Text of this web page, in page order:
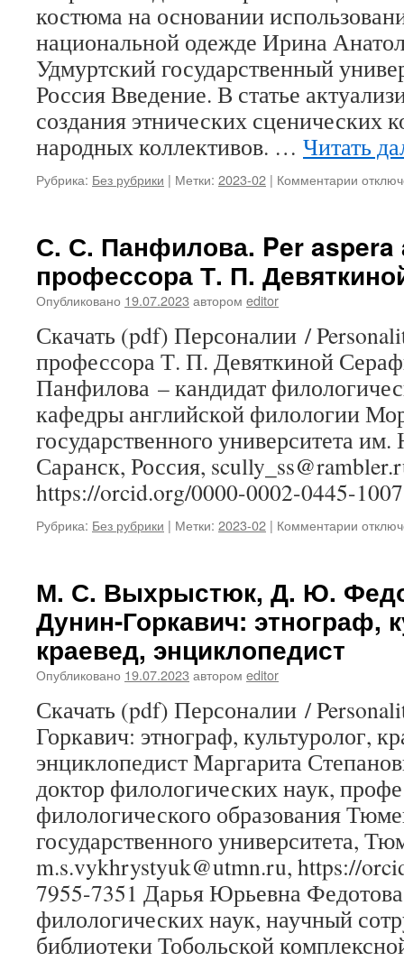
костюма на основании
национальной одежде Ирина
Удмуртский государственный
Россия Введение. В статье
создания этнических сценических
народных коллективов. … Читать
Рубрика: Без рубрики | Метки: 2023-02 | Комментарии к
дизайн-
на
о
одежде
С. С. Панфилова. Per aspera
профессора Т. П.
Опубликовано 19.07.2023 автором editor
Скачать (pdf) Персоналии /
профессора Т. П. Девяткиной
Панфилова – кандидат
кафедры английской филологии
государственного университета
Саранск, Россия,
https://orcid.org/0000-0002-0445-1007
Рубрика: Без рубрики | Метки: 2023-02 | Комментарии к
Per
aspera
Т.
П.
М. С. Выхрыстюк, Д. Ю.
Дунин-Горкавич: этнограф,
краевед, энциклопедист
Опубликовано 19.07.2023 автором editor
Скачать (pdf) Персоналии /
Горкавич: этнограф, культуролог,
энциклопедист Маргарита
доктор филологических наук,
филологического образования
государственного университета,
m.s.vykhrystyuk@utmn.ru, https://
7955-7351 Дарья Юрьевна
филологических наук, научный
библиотеки Тобольской